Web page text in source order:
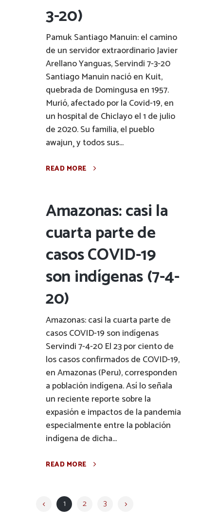
3-20)
Pamuk Santiago Manuin: el camino
de un servidor extraordinario Javier
Arellano Yanguas, Servindi 7-3-20
Santiago Manuin nació en Kuit,
quebrada de Domingusa en 1957.
Murió, afectado por la Covid-19, en
un hospital de Chiclayo el 1 de julio
de 2020. Su familia, el pueblo
awajun¸ y todos sus...
READ MORE
Amazonas: casi la
cuarta parte de
casos COVID-19
son indígenas (7-4-
20)
Amazonas: casi la cuarta parte de
casos COVID-19 son indígenas
Servindi 7-4-20 El 23 por ciento de
los casos confirmados de COVID-19,
en Amazonas (Peru), corresponden
a población indígena. Así lo señala
un reciente reporte sobre la
expasión e impactos de la pandemia
especialmente entre la población
indígena de dicha...
READ MORE
1 2 3